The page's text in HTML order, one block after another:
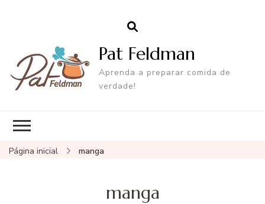
Pat Feldman
Aprenda a preparar comida de
verdade!
Página inicial manga
manga